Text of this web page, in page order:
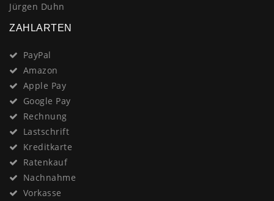
Jürgen Duhn
ZAHLARTEN
PayPal
Amazon
Apple Pay
Google Pay
Rechnung
Lastschrift
Kreditkarte
Ratenkauf
Nachnahme
Vorkasse